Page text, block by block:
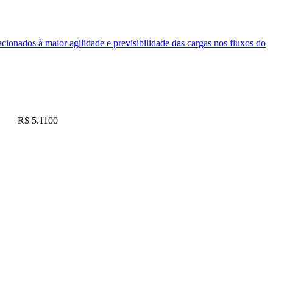
à maior agilidade e previsibilidade das cargas nos fluxos do
R$ 5.1100